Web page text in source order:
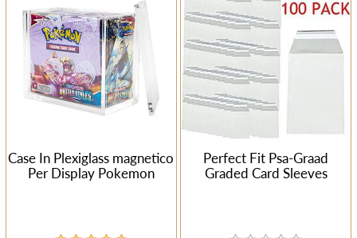
Case In Plexiglass magnetico
Per Display Pokemon
Perfect Fit Psa-Graad
Graded Card Sleeves